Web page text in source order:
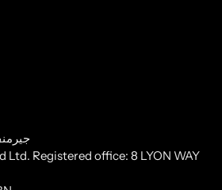
Ltd. Registered office: 8 LYON WAY